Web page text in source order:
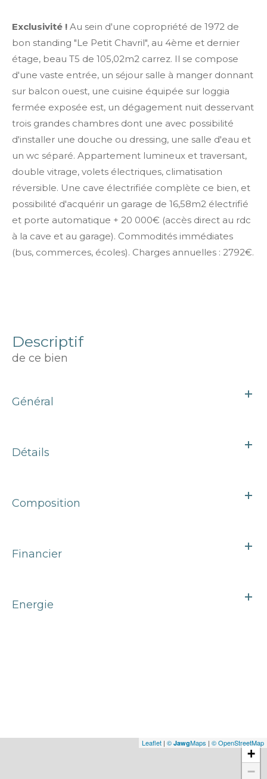
Exclusivité ! Au sein d'une copropriété de 1972 de
bon standing "Le Petit Chavril", au 4ème et dernier
étage, beau T5 de 105,02m2 carrez. Il se compose
d'une vaste entrée, un séjour salle à manger donnant
sur balcon ouest, une cuisine équipée sur loggia
fermée exposée est, un dégagement nuit desservant
trois grandes chambres dont une avec possibilité
d'installer une douche ou dressing, une salle d'eau et
un wc séparé. Appartement lumineux et traversant,
double vitrage, volets électriques, climatisation
réversible. Une cave électrifiée complète ce bien, et
possibilité d'acquérir un garage de 16,58m2 électrifié
et porte automatique + 20 000€ (accès direct au rdc
à la cave et au garage). Commodités immédiates
(bus, commerces, écoles). Charges annuelles : 2792€.
descriptif
de ce bien
Général
Détails
Composition
Financier
Energie
+
−
Leaflet | © JawgMaps | © OpenStreetMap